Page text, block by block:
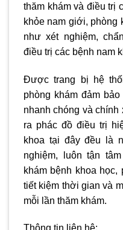
thăm khám và điều trị
khỏe nam giới, phòng
như xét nghiệm,
điều trị các bệnh nam
Được trang bị hệ
phòng khám đảm
nhanh chóng và
ra phác đồ điều trị
khoa tại đây đều là
nghiệm, luôn tận
khám bệnh khoa học,
tiết kiệm thời gian và
mỗi lần thăm khám.